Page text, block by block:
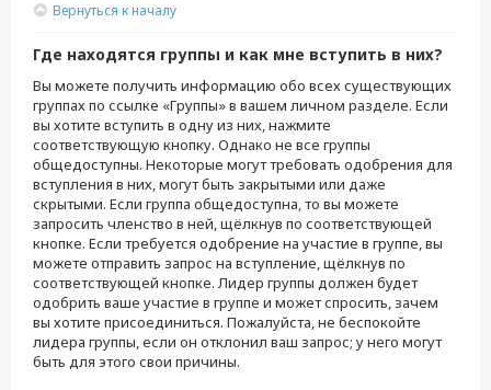
Вернуться к началу
Где находятся группы и как мне вступить в них?
Вы можете получить информацию обо всех существующих
группах по ссылке «Группы» в вашем личном разделе. Если
вы хотите вступить в одну из них, нажмите
соответствующую кнопку. Однако не все группы
общедоступны. Некоторые могут требовать одобрения для
вступления в них, могут быть закрытыми или даже
скрытыми. Если группа общедоступна, то вы можете
запросить членство в ней, щёлкнув по соответствующей
кнопке. Если требуется одобрение на участие в группе, вы
можете отправить запрос на вступление, щёлкнув по
соответствующей кнопке. Лидер группы должен будет
одобрить ваше участие в группе и может спросить, зачем
вы хотите присоединиться. Пожалуйста, не беспокойте
лидера группы, если он отклонил ваш запрос; у него могут
быть для этого свои причины.